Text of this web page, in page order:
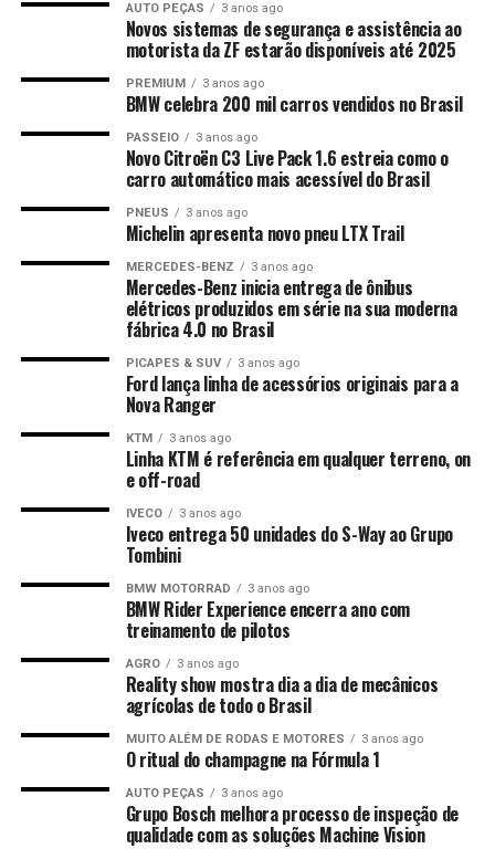
AUTO PEÇAS 3 anos ago
Novos sistemas de segurança e assistência ao
motorista da ZF estarão disponíveis até 2025
PREMIUM 3 anos ago
BMW celebra 200 mil carros vendidos no Brasil
PASSEIO 3 anos ago
Novo Citroën C3 Live Pack 1.6 estreia como o
carro automático mais acessível do Brasil
PNEUS 3 anos ago
Michelin apresenta novo pneu LTX Trail
MERCEDES-BENZ 3 anos ago
Mercedes-Benz inicia entrega de ônibus
elétricos produzidos em série na sua moderna
fábrica 4.0 no Brasil
PICAPES & SUV 3 anos ago
Ford lança linha de acessórios originais para a
Nova Ranger
KTM 3 anos ago
Linha KTM é referência em qualquer terreno, on
e off-road
IVECO 3 anos ago
Iveco entrega 50 unidades do S-Way ao Grupo
Tombini
BMW MOTORRAD 3 anos ago
BMW Rider Experience encerra ano com
treinamento de pilotos
AGRO 3 anos ago
Reality show mostra dia a dia de mecânicos
agrícolas de todo o Brasil
MUITO ALÉM DE RODAS E MOTORES 3 anos ago
O ritual do champagne na Fórmula 1
AUTO PEÇAS 3 anos ago
Grupo Bosch melhora processo de inspeção de
qualidade com as soluções Machine Vision